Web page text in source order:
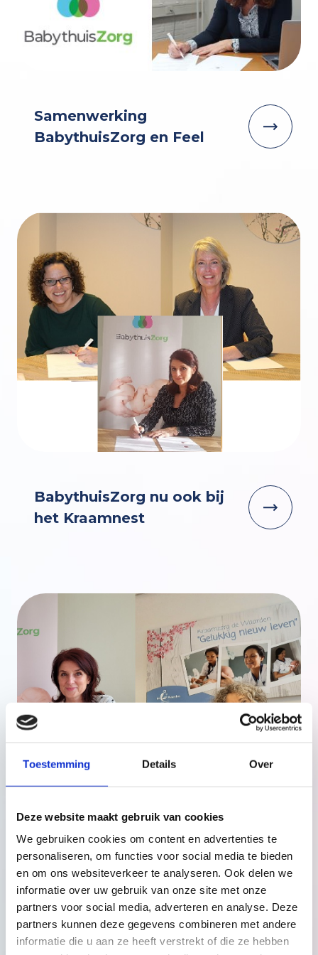
Toestemming Details Over
Deze website maakt gebruik van cookies
We gebruiken cookies om content en advertenties te
personaliseren, om functies voor social media te bieden
en om ons websiteverkeer te analyseren. Ook delen we
informatie over uw gebruik van onze site met onze
partners voor social media, adverteren en analyse. Deze
partners kunnen deze gegevens combineren met andere
informatie die u aan ze heeft verstrekt of die ze hebben
Samenwerking
BabythuisZorg en Feel
BabythuisZorg nu ook bij
het Kraamnest
Kraamzorg de Waarden
wordt partner
BabythuisZorg